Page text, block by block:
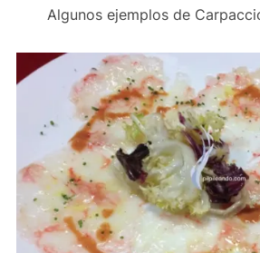
Algunos ejemplos de